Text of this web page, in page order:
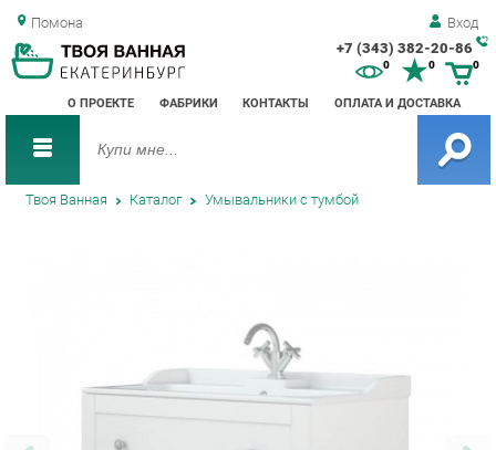
Помона Вход
+7 (343) 382-20-86
О ПРОЕКТЕ ФАБРИКИ КОНТАКТЫ ОПЛАТА И ДОСТАВКА
0 0
Твоя Ванная Каталог Умывальники с тумбой